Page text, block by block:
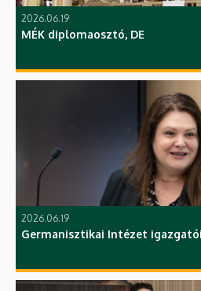
2026.06.19
MÉK diplomaosztó, DE
2026.06.19
Germanisztikai Intézet